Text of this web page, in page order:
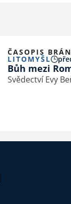
ČASOPIS
LITOMYŠL
Bůh mezi
Svědectví Evy